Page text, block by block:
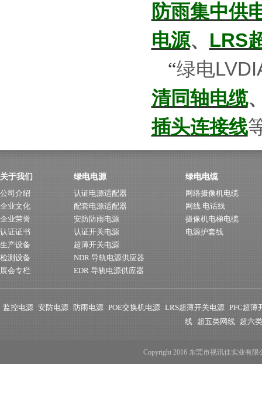
防雨集中供
电源、 LRS
“绿电
清同轴电缆
插头连接线
关于我们
公司介绍
企业文化
企业荣誉
认证证书
生产设备
检测设备
展会专栏
绿电电源
认证电源适配器
配套电源适配器
安防防雨电源
认证开关电源
超薄开关电源
NDR 导轨电源供应器
EDR 导轨电源供应器
绿电电缆
网络摄像机电缆
网线 电话线
摄像机电梯电缆
电源护套线
监控电源 安防电源 防雨电源 POE交换机电源 LRS超薄开关电源 PFC超薄
线 超五类网线 超六
Copyright 2016 东莞市视讯佳实业有